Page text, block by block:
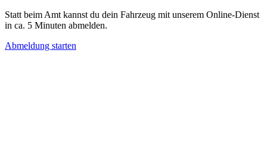
Statt beim Amt kannst du dein Fahrzeug mit unserem Online-Dienst
in ca. 5 Minuten abmelden.
Abmeldung starten